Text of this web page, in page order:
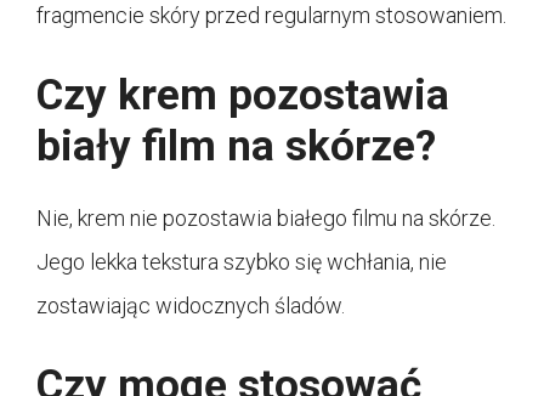
fragmencie skóry przed regularnym stosowaniem.
Czy krem pozostawia
biały film na skórze?
Nie, krem nie pozostawia białego filmu na skórze.
Jego lekka tekstura szybko się wchłania, nie
zostawiając widocznych śladów.
Czy mogę stosować